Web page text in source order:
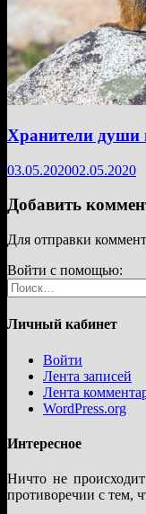
Хранители души
03.05.202002.05.2020
Добавить
Для отправки
Войти с помощью:
Найти:
Личный кабинет
Войти
Лента записей
Лента
WordPress.org
Интересное
Ничто не
противоречии с тем,